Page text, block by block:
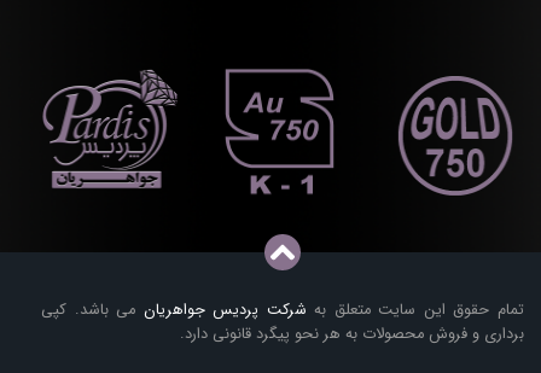
تمام حقوق این سایت متعلق به شرکت پردیس جواهریان می باشد. کپی
برداری و فروش محصولات به هر نحو پیگرد قانونی دارد.